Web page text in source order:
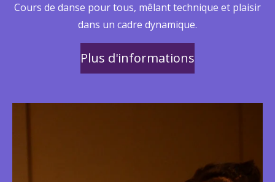
Cours de danse pour tous, mêlant technique et plaisir
dans un cadre dynamique.
Plus d'informations